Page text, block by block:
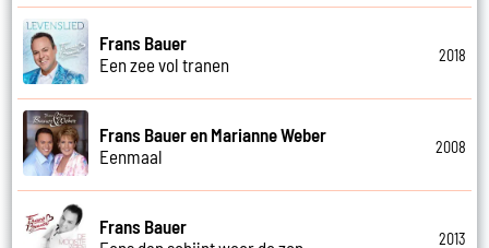
Frans Bauer
Een zee vol tranen
2018
Frans Bauer en Marianne Weber
Eenmaal
2008
Frans Bauer
2013